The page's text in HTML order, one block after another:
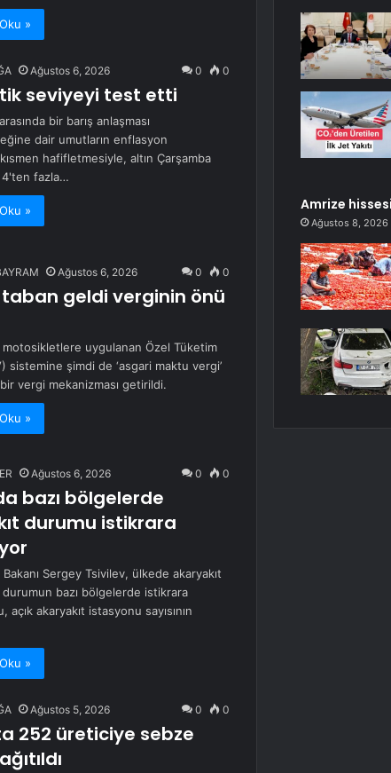
»
Ağustos 6, 2026 0 0
seviyeyi test etti
bir barış anlaşması
dair umutların enflasyon
hafifletmesiyle, altın Çarşamba
fazla…
»
Ağustos 6, 2026 0 0
taban geldi verginin önü
uygulanan Özel Tüketim
sistemine şimdi de ‘asgari maktu vergi’
vergi mekanizması getirildi.
»
Ağustos 6, 2026 0 0
bazı bölgelerde
durumu istikrara
Sergey Tsivilev, ülkede akaryakıt
durumun bazı bölgelerde istikrara
açık akaryakıt istasyonu sayısının
»
Ağustos 5, 2026 0 0
252 üreticiye sebze
Amrize
Ağustos 8, 2026